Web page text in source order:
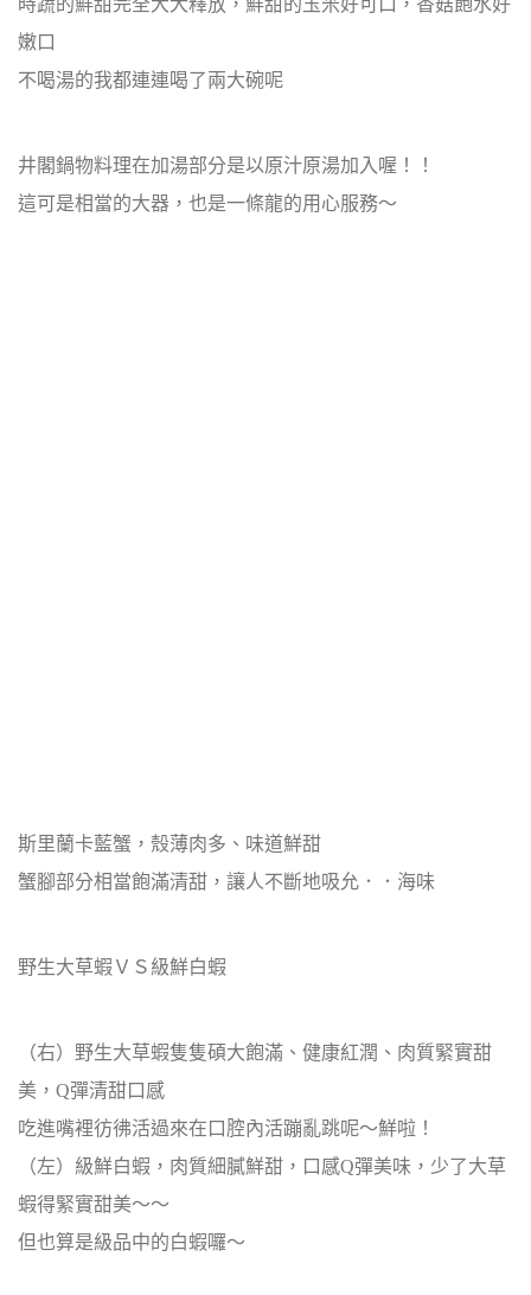
時蔬的鮮甜完全大大釋放，鮮甜的玉米好可口，香菇飽水好
嫩口
不喝湯的我都連連喝了兩大碗呢
井閣鍋物料理在加湯部分是以原汁原湯加入喔！！
這可是相當的大器，也是一條龍的用心服務～
斯里蘭卡藍蟹，殼薄肉多、味道鮮甜
蟹腳部分相當飽滿清甜，讓人不斷地吸允．．海味
野生大草蝦ＶＳ級鮮白蝦
（右）野生大草蝦隻隻碩大飽滿、健康紅潤、肉質緊實甜
美，Q彈清甜口感
吃進嘴裡彷彿活過來在口腔內活蹦亂跳呢～鮮啦！
（左）級鮮白蝦，肉質細膩鮮甜，口感Q彈美味，少了大草
蝦得緊實甜美～～
但也算是級品中的白蝦囉～